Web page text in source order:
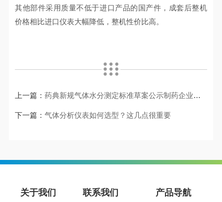
其他部件采用质量不低于进口产品的国产件，成套后整机
价格相比进口仪表大幅降低，整机性价比高。
上一篇：药典新规气体水分测定标准草案公示制药企业露点仪选型需注意
下一篇：气体分析仪表如何选型？这几点很重要
关于我们 联系我们 产品导航